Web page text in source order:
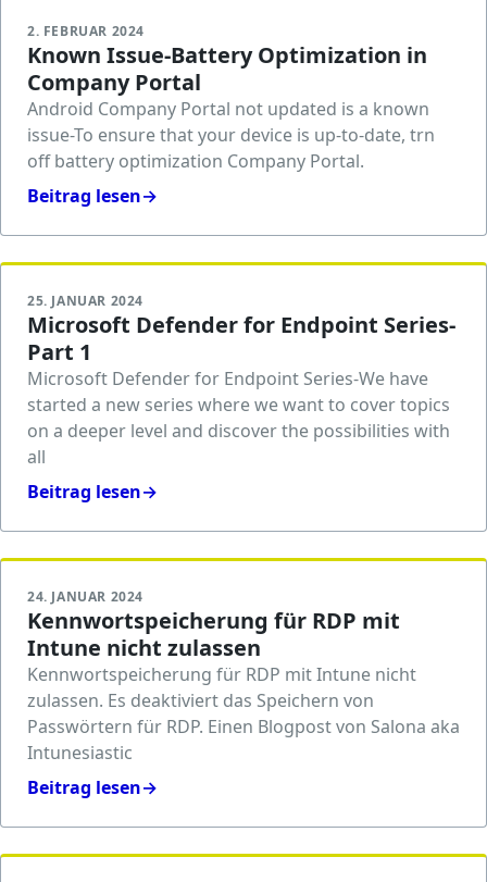
2. FEBRUAR 2024
Known Issue-Battery Optimization in
Company Portal
Android Company Portal not updated is a known
issue-To ensure that your device is up-to-date, trn
off battery optimization Company Portal.
Beitrag lesen→
25. JANUAR 2024
Microsoft Defender for Endpoint Series-
Part 1
Microsoft Defender for Endpoint Series-We have
started a new series where we want to cover topics
on a deeper level and discover the possibilities with
all
Beitrag lesen→
24. JANUAR 2024
Kennwortspeicherung für RDP mit
Intune nicht zulassen
Kennwortspeicherung für RDP mit Intune nicht
zulassen. Es deaktiviert das Speichern von
Passwörtern für RDP. Einen Blogpost von Salona aka
Intunesiastic
Beitrag lesen→